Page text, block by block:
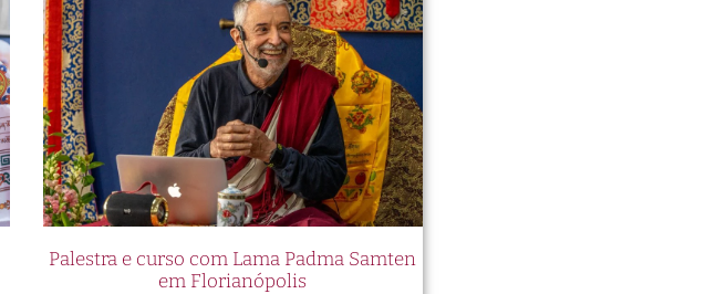
Palestra e curso com Lama Padma Samten
em Florianópolis